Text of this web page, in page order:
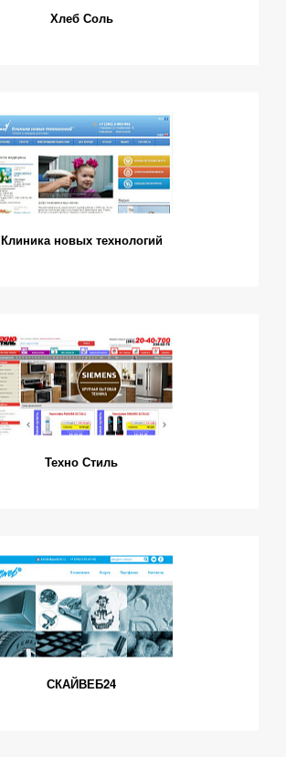
Хлеб Соль
Клиника новых технологий
Техно Стиль
СКАЙВЕБ24